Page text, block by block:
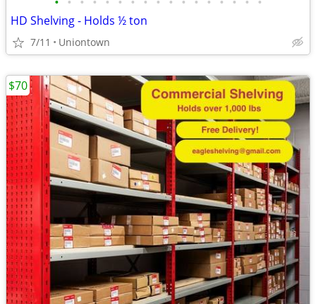
HD Shelving - Holds ½ ton
7/11 Uniontown
$70